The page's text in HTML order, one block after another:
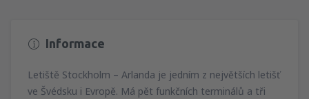
Informace
Letiště Stockholm – Arlanda je jedním z největších letišť
ve Švédsku i Evropě. Má pět funkčních terminálů a tři